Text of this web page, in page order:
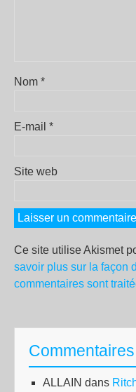
Nom *
E-mail *
Site web
Ce site utilise Akismet
savoir plus sur la façon
commentaires sont
ALLAIN dans